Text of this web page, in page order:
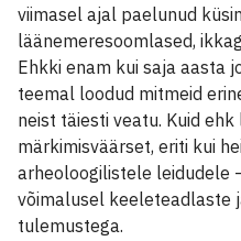
viimasel ajal paelunud
läänemeresoomlased,
Ehkki enam kui saja aasta
teemal loodud mitmeid
neist täiesti veatu. Kuid
märkimisväärset, eriti kui
arheoloogilistele leidudele
võimalusel keeleteadlaste
tulemustega.